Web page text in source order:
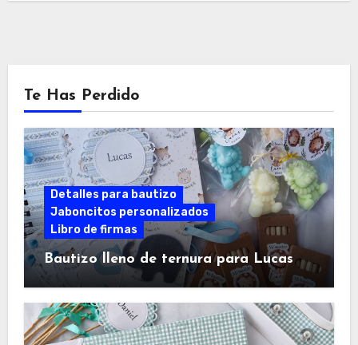
Te Has Perdido
Detalles para bautizo
Jaboncitos personalizados
Libro de firmas
Bautizo lleno de ternura para Lucas